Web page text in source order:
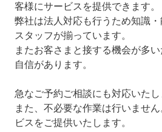
客様にサービスを提供できます。
弊社は法人対応も行うため知識
スタッフが揃っています。
またお客さまと接する機会が多
自信があります。
急なご予約ご相談にも対応いたし
また、不必要な作業は行いませ
ビスをご提供いたします。